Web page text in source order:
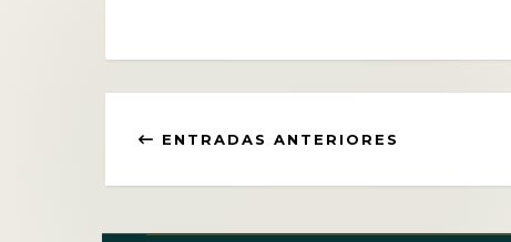
ENTRADAS ANTERIORES